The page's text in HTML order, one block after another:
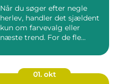
Når du søger efter negle
herlev, handler det sjældent
kun om farvevalg eller
næste trend. For de fle...
01. okt